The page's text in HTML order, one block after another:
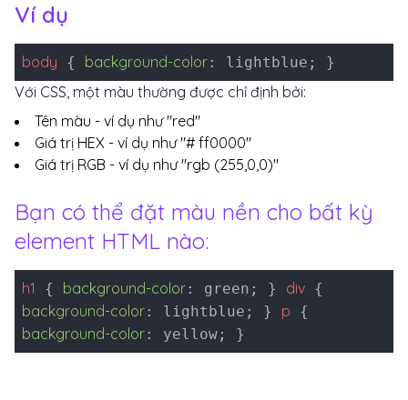
Ví dụ
body { background-color: lightblue; }
Với CSS, một màu thường được chỉ định bởi:
Tên màu - ví dụ như "red"
Giá trị HEX - ví dụ như "# ff0000"
Giá trị RGB - ví dụ như "rgb (255,0,0)"
Bạn có thể đặt màu nền cho bất kỳ
element HTML nào:
h1 { background-color: green; } div {
background-color: lightblue; } p {
background-color: yellow; }